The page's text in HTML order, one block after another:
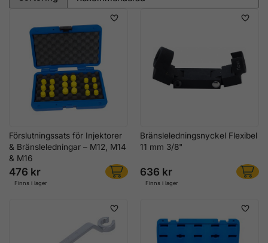
Förslutningssats för Injektorer
& Bränsleledningar – M12, M14
& M16
476 kr
Finns i lager
Bränsleledningsnyckel Flexibel
11 mm 3/8"
636 kr
Finns i lager